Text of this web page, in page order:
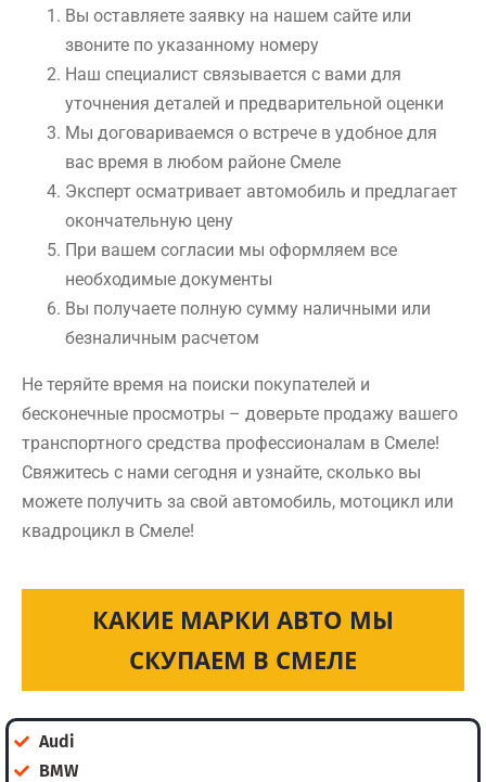
Вы оставляете заявку на нашем сайте или
звоните по указанному номеру
Наш специалист связывается с вами для
уточнения деталей и предварительной оценки
Мы договариваемся о встрече в удобное для
вас время в любом районе Смеле
Эксперт осматривает автомобиль и предлагает
окончательную цену
При вашем согласии мы оформляем все
необходимые документы
Вы получаете полную сумму наличными или
безналичным расчетом
Не теряйте время на поиски покупателей и
бесконечные просмотры – доверьте продажу вашего
транспортного средства профессионалам в Смеле!
Свяжитесь с нами сегодня и узнайте, сколько вы
можете получить за свой автомобиль, мотоцикл или
квадроцикл в Смеле!
КАКИЕ МАРКИ АВТО МЫ
СКУПАЕМ В СМЕЛЕ
Audi
BMW